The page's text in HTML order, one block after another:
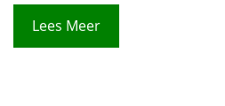
Lees Meer